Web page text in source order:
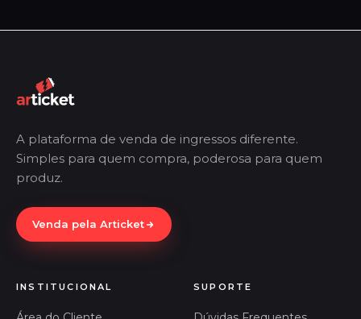
A plataforma de venda de ingressos diferente.
Simples para quem compra, poderosa para quem
produz.
Venda pela Articket
INSTITUCIONAL SUPORTE